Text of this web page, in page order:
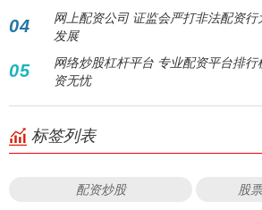
04
网上配资公司 证监会严打非法配资
发展
05
网络炒股杠杆平台 专业配资平台排
资无忧
标签列表
配资炒股 股